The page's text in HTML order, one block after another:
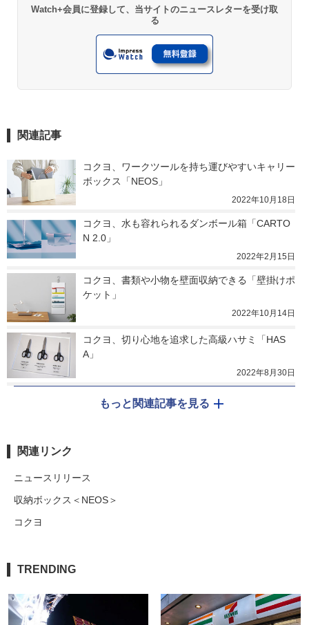
Watch+会員に登録して、当サイトのニュースレターを受け取
る
関連記事
コクヨ、ワークツールを持ち運びやすいキャリー
ボックス「NEOS」
2022年10月18日
コクヨ、水も容れられるダンボール箱「CARTO
N 2.0」
2022年2月15日
コクヨ、書類や小物を壁面収納できる「壁掛けポ
ケット」
2022年10月14日
コクヨ、切り心地を追求した高級ハサミ「HAS
A」
2022年8月30日
もっと関連記事を見る
関連リンク
ニュースリリース
収納ボックス＜NEOS＞
コクヨ
TRENDING